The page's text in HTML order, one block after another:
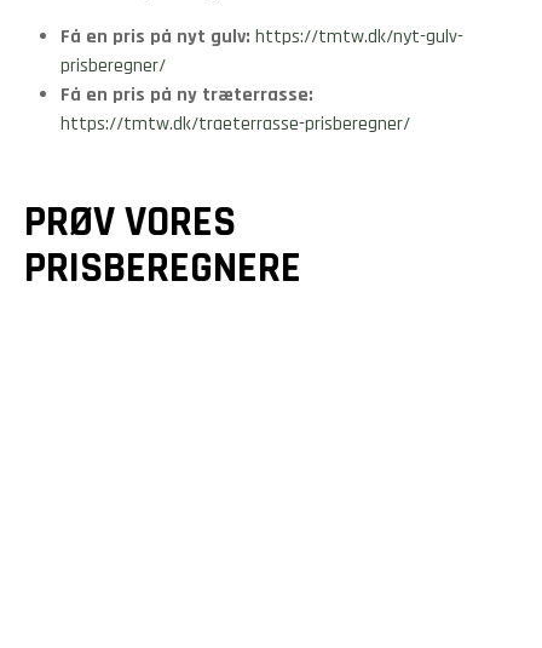
Få en pris på nyt gulv: https://tmtw.dk/nyt-gulv-
prisberegner/
Få en pris på ny træterrasse:
https://tmtw.dk/traeterrasse-prisberegner/
PRØV VORES
PRISBEREGNERE